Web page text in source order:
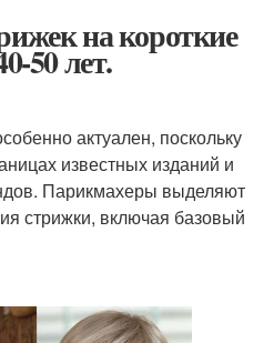
на короткие
50 лет.
актуален, поскольку
известных изданий и
Парикмахеры выделяют
стрижки, включая базовый